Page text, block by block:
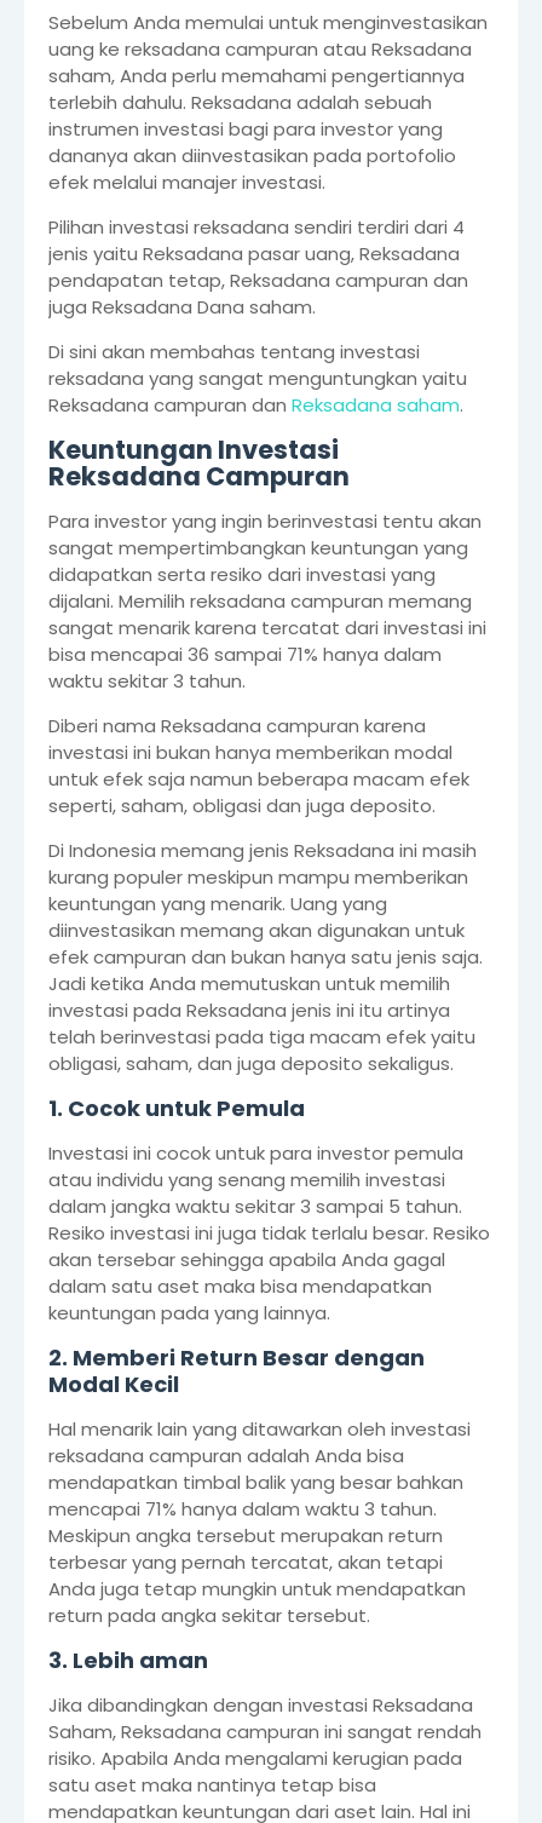
Sebelum Anda memulai untuk menginvestasikan
uang ke reksadana campuran atau Reksadana
saham, Anda perlu memahami pengertiannya
terlebih dahulu. Reksadana adalah sebuah
instrumen investasi bagi para investor yang
dananya akan diinvestasikan pada portofolio
efek melalui manajer investasi.
Pilihan investasi reksadana sendiri terdiri dari 4
jenis yaitu Reksadana pasar uang, Reksadana
pendapatan tetap, Reksadana campuran dan
juga Reksadana Dana saham.
Di sini akan membahas tentang investasi
reksadana yang sangat menguntungkan yaitu
Reksadana campuran dan Reksadana saham.
Keuntungan Investasi
Reksadana Campuran
Para investor yang ingin berinvestasi tentu akan
sangat mempertimbangkan keuntungan yang
didapatkan serta resiko dari investasi yang
dijalani. Memilih reksadana campuran memang
sangat menarik karena tercatat dari investasi ini
bisa mencapai 36 sampai 71% hanya dalam
waktu sekitar 3 tahun.
Diberi nama Reksadana campuran karena
investasi ini bukan hanya memberikan modal
untuk efek saja namun beberapa macam efek
seperti, saham, obligasi dan juga deposito.
Di Indonesia memang jenis Reksadana ini masih
kurang populer meskipun mampu memberikan
keuntungan yang menarik. Uang yang
diinvestasikan memang akan digunakan untuk
efek campuran dan bukan hanya satu jenis saja.
Jadi ketika Anda memutuskan untuk memilih
investasi pada Reksadana jenis ini itu artinya
telah berinvestasi pada tiga macam efek yaitu
obligasi, saham, dan juga deposito sekaligus.
1. Cocok untuk Pemula
Investasi ini cocok untuk para investor pemula
atau individu yang senang memilih investasi
dalam jangka waktu sekitar 3 sampai 5 tahun.
Resiko investasi ini juga tidak terlalu besar. Resiko
akan tersebar sehingga apabila Anda gagal
dalam satu aset maka bisa mendapatkan
keuntungan pada yang lainnya.
2. Memberi Return Besar dengan
Modal Kecil
Hal menarik lain yang ditawarkan oleh investasi
reksadana campuran adalah Anda bisa
mendapatkan timbal balik yang besar bahkan
mencapai 71% hanya dalam waktu 3 tahun.
Meskipun angka tersebut merupakan return
terbesar yang pernah tercatat, akan tetapi
Anda juga tetap mungkin untuk mendapatkan
return pada angka sekitar tersebut.
3. Lebih aman
Jika dibandingkan dengan investasi Reksadana
Saham, Reksadana campuran ini sangat rendah
risiko. Apabila Anda mengalami kerugian pada
satu aset maka nantinya tetap bisa
mendapatkan keuntungan dari aset lain. Hal ini